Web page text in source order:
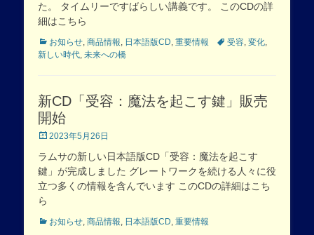
た。 タイムリーですばらしい講義です。 このCDの詳
細はこちら
Categories
お知らせ, 商品情報, 日本語版CD, 重要情報 Tags受容, 変化,
新しい時代, 未来への橋
新CD「受容：魔法を起こす鍵」販売
開始
Posted
2023年5月26日
ラムサの新しい日本語版CD「受容：魔法を起こす
鍵」が完成しました グレートワークを続ける人々に役
立つ多くの情報を含んでいます このCDの詳細はこち
ら
Categories
お知らせ, 商品情報, 日本語版CD, 重要情報